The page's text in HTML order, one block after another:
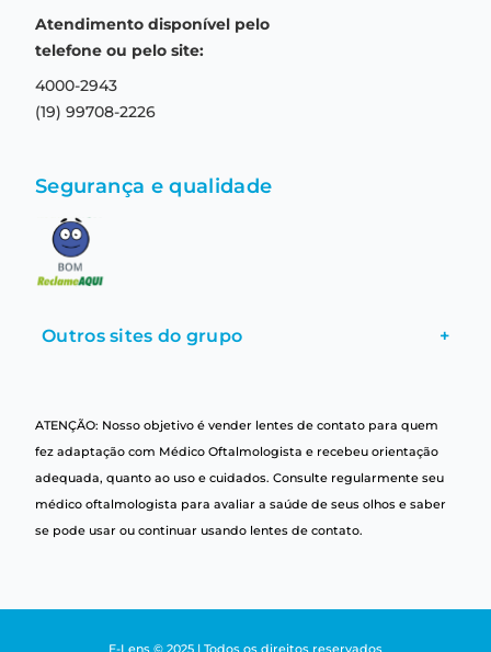
Aviso de privacidade
Termos e condições de uso
Central de relacionamento
Atendimento disponível pelo
telefone ou pelo site:
4000-2943
(19) 99708-2226
Segurança e qualidade
Outros sites do grupo +
ATENÇÃO: Nosso objetivo é vender lentes de contato para quem
fez adaptação com Médico Oftalmologista e recebeu orientação
adequada, quanto ao uso e cuidados. Consulte regularmente seu
médico oftalmologista para avaliar a saúde de seus olhos e saber
se pode usar ou continuar usando lentes de contato.
E-Lens © 2025 | Todos os direitos reservados